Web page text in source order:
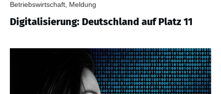
Betriebswirtschaft, Meldung
Digitalisierung: Deutschland auf Platz 11